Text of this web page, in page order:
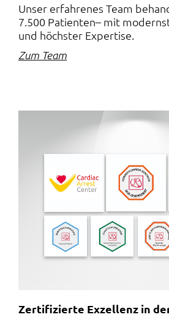
Unser erfahrenes Team
7.500 Patienten– mit
und höchster Expertise.
Zum Team
Zertifizierte Exzellenz in